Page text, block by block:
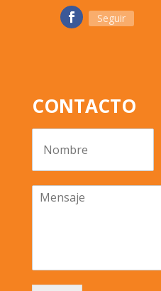
Seguir
CONTACTO